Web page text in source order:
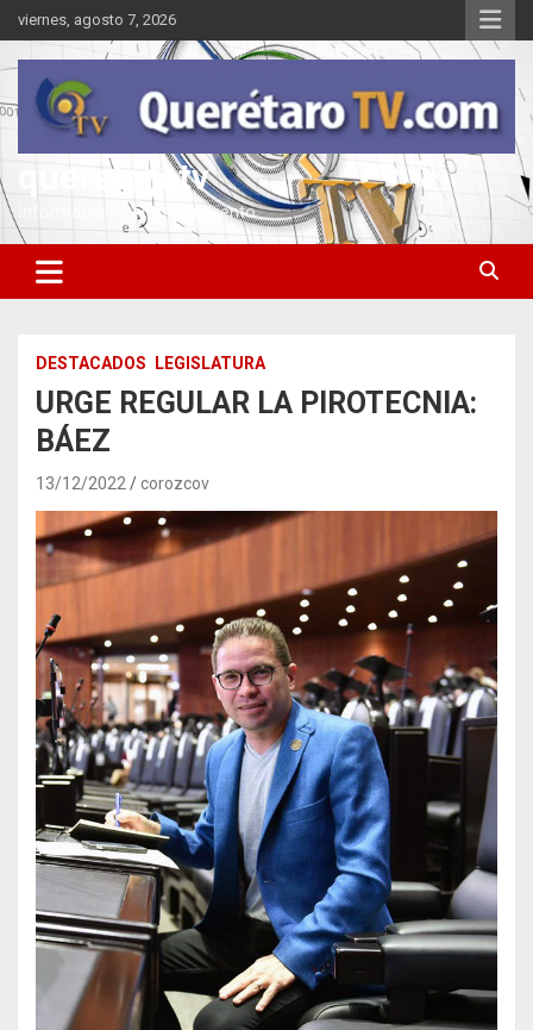
Saltar
al
contenido
viernes, agosto 7, 2026
queretarotv
Información y entretenimiento
DESTACADOS LEGISLATURA
URGE REGULAR LA PIROTECNIA:
BÁEZ
13/12/2022 corozcov